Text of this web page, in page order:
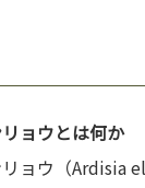
ョウとは何か
ョウ（Ardisia